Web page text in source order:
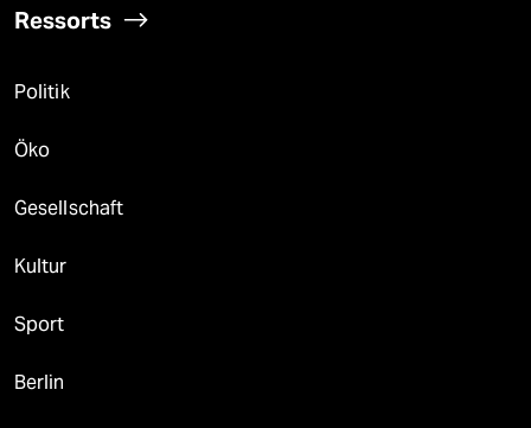
Ressorts
Politik
Öko
Gesellschaft
Kultur
Sport
Berlin